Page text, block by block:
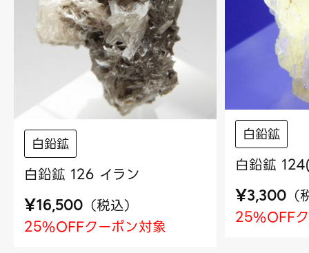
白鉛鉱
白鉛鉱 126 イラン
¥16,500 （税込）
25%OFFクーポン対象
白鉛鉱
白鉛鉱
¥3,300 （
25%OFF